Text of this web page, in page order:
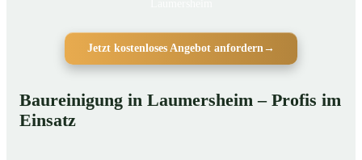
Jetzt kostenloses Angebot anfordern→
Baureinigung in Laumersheim – Profis im
Einsatz